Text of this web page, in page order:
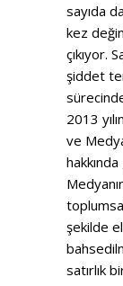
sayıda
kez
çıkıyor.
şiddet
2013
ve
şekilde
satırlık